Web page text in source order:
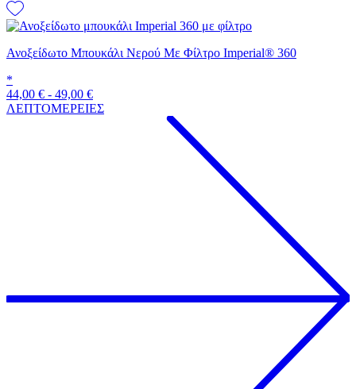
Ανοξείδωτο Μπουκάλι Νερού Με Φίλτρο Imperial® 360
*
44,00 € - 49,00 €
ΛΕΠΤΟΜΕΡΕΙΕΣ